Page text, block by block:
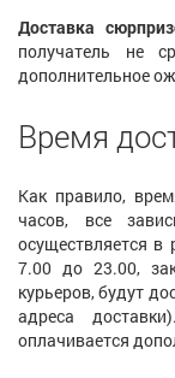
Доставка
получатель не
дополнительное
Время
Как правило,
часов, все
осуществляется
7.00 до 23.00,
курьеров, будут
адреса
оплачивается